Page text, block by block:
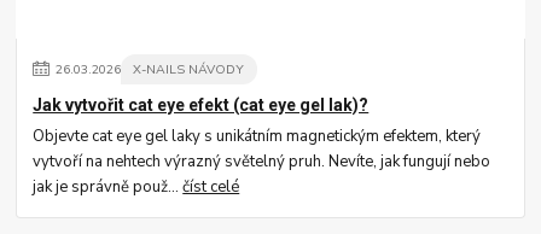
26.03.2026 X-NAILS NÁVODY
Jak vytvořit cat eye efekt (cat eye gel lak)?
Objevte cat eye gel laky s unikátním magnetickým efektem, který
vytvoří na nehtech výrazný světelný pruh. Nevíte, jak fungují nebo
jak je správně použ...číst celé